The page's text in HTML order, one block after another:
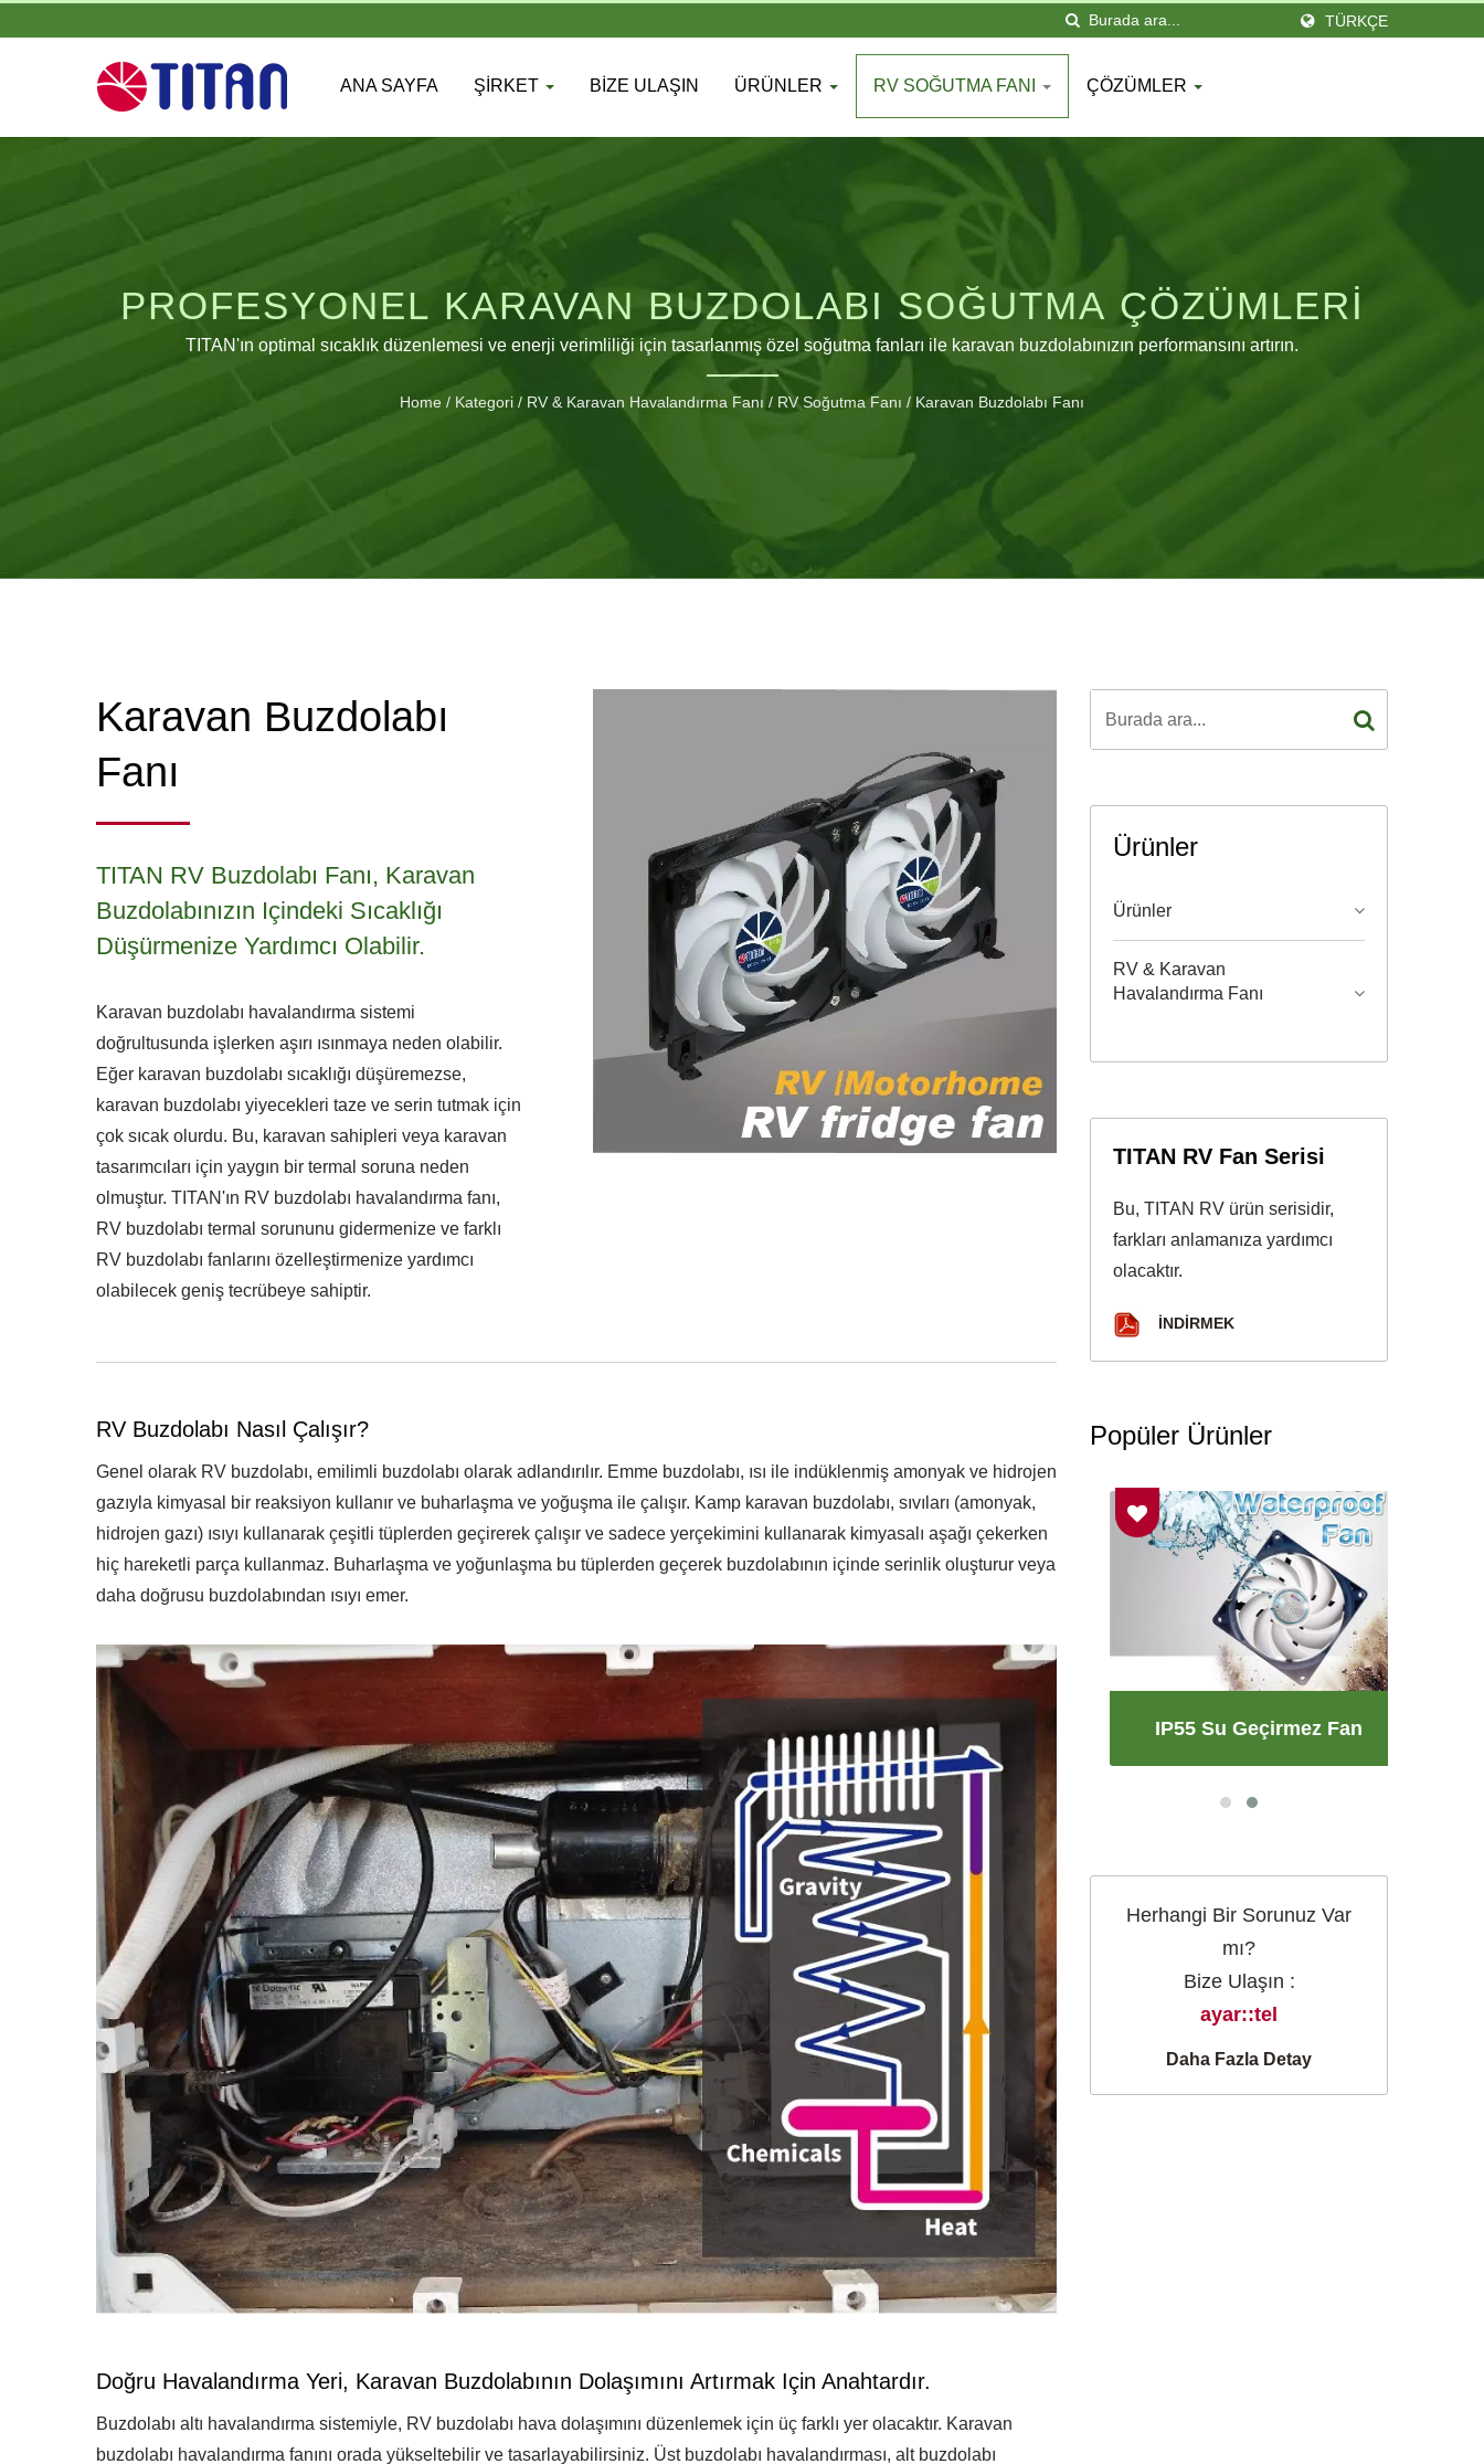
TÜRKÇE
ANA SAYFA ŞIRKET BIZE ULAŞIN ÜRÜNLER RV SOĞUTMA FANI ÇÖZÜMLER
PROFESYONEL KARAVAN BUZDOLABI SOĞUTMA ÇÖZÜMLERI
TITAN'ın optimal sıcaklık düzenlemesi ve enerji verimliliği için tasarlanmış özel soğutma fanları ile karavan buzdolabınızın performansını artırın.
Home / Kategori / RV & Karavan Havalandırma Fanı / RV Soğutma Fanı / Karavan Buzdolabı Fanı
Karavan Buzdolabı
Fanı
TITAN RV Buzdolabı Fanı, Karavan
Buzdolabınızın Içindeki Sıcaklığı
Düşürmenize Yardımcı Olabilir.
Karavan buzdolabı havalandırma sistemi
doğrultusunda işlerken aşırı ısınmaya neden olabilir.
Eğer karavan buzdolabı sıcaklığı düşüremezse,
karavan buzdolabı yiyecekleri taze ve serin tutmak için
çok sıcak olurdu. Bu, karavan sahipleri veya karavan
tasarımcıları için yaygın bir termal soruna neden
olmuştur. TITAN'ın RV buzdolabı havalandırma fanı,
RV buzdolabı termal sorununu gidermenize ve farklı
RV buzdolabı fanlarını özelleştirmenize yardımcı
olabilecek geniş tecrübeye sahiptir.
RV Buzdolabı Nasıl Çalışır?
Genel olarak RV buzdolabı, emilimli buzdolabı olarak adlandırılır. Emme buzdolabı, ısı ile indüklenmiş amonyak ve hidrojen
gazıyla kimyasal bir reaksiyon kullanır ve buharlaşma ve yoğuşma ile çalışır. Kamp karavan buzdolabı, sıvıları (amonyak,
hidrojen gazı) ısıyı kullanarak çeşitli tüplerden geçirerek çalışır ve sadece yerçekimini kullanarak kimyasalı aşağı çekerken
hiç hareketli parça kullanmaz. Buharlaşma ve yoğunlaşma bu tüplerden geçerek buzdolabının içinde serinlik oluşturur veya
daha doğrusu buzdolabından ısıyı emer.
Doğru Havalandırma Yeri, Karavan Buzdolabının Dolaşımını Artırmak Için Anahtardır.
Buzdolabı altı havalandırma sistemiyle, RV buzdolabı hava dolaşımını düzenlemek için üç farklı yer olacaktır. Karavan
buzdolabı havalandırma fanını orada yükseltebilir ve tasarlayabilirsiniz. Üst buzdolabı havalandırması, alt buzdolabı
Ürünler
Ürünler
RV & Karavan
Havalandırma Fanı
TITAN RV Fan Serisi
Bu, TITAN RV ürün serisidir,
farkları anlamanıza yardımcı
olacaktır.
İNDIRMEK
Popüler Ürünler
RV Buzdolabı Fanı IP55 Su Geçirmez Fan RV Buzdolabı Fanı IP55 Su Geçirmez Fan
Herhangi Bir Sorunuz Var
mı?
Bize Ulaşın :
ayar::tel
Daha Fazla Detay